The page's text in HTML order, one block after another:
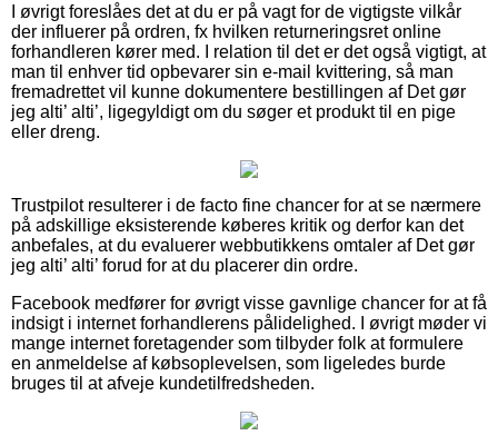
I øvrigt foreslåes det at du er på vagt for de vigtigste vilkår
der influerer på ordren, fx hvilken returneringsret online
forhandleren kører med. I relation til det er det også vigtigt, at
man til enhver tid opbevarer sin e-mail kvittering, så man
fremadrettet vil kunne dokumentere bestillingen af Det gør
jeg alti’ alti’, ligegyldigt om du søger et produkt til en pige
eller dreng.
Trustpilot resulterer i de facto fine chancer for at se nærmere
på adskillige eksisterende køberes kritik og derfor kan det
anbefales, at du evaluerer webbutikkens omtaler af Det gør
jeg alti’ alti’ forud for at du placerer din ordre.
Facebook medfører for øvrigt visse gavnlige chancer for at få
indsigt i internet forhandlerens pålidelighed. I øvrigt møder vi
mange internet foretagender som tilbyder folk at formulere
en anmeldelse af købsoplevelsen, som ligeledes burde
bruges til at afveje kundetilfredsheden.